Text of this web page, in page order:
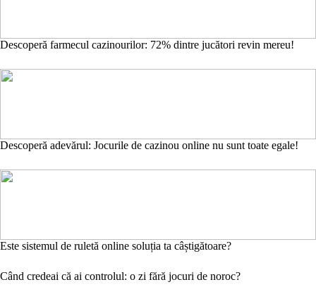
Descoperă farmecul cazinourilor: 72% dintre jucători revin mereu!
Descoperă adevărul: Jocurile de cazinou online nu sunt toate egale!
Este sistemul de ruletă online soluția ta câștigătoare?
Când credeai că ai controlul: o zi fără jocuri de noroc?